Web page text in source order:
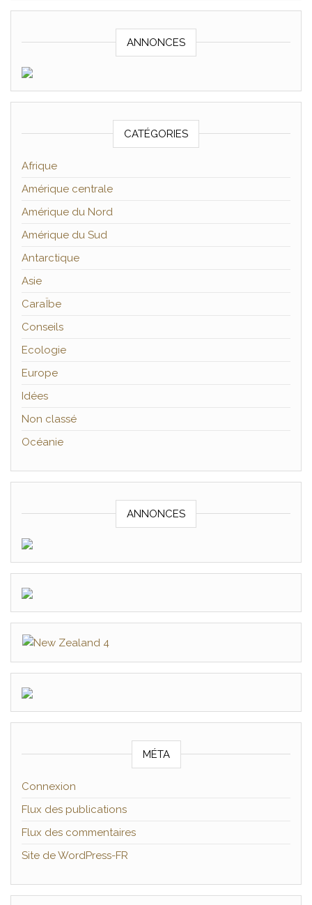
ANNONCES
CATÉGORIES
Afrique
Amérique centrale
Amérique du Nord
Amérique du Sud
Antarctique
Asie
CaraÏbe
Conseils
Ecologie
Europe
Idées
Non classé
Océanie
ANNONCES
MÉTA
Connexion
Flux des publications
Flux des commentaires
Site de WordPress-FR